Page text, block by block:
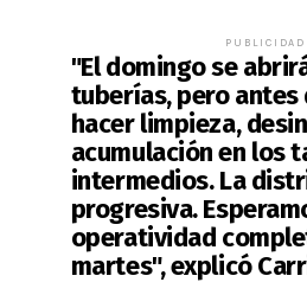
PUBLICIDAD
"El domingo se
tuberías, peroantes
hacer limpieza,
acumulaciónen los
intermedios. La
progresiva.
operatividad
martes", explicó